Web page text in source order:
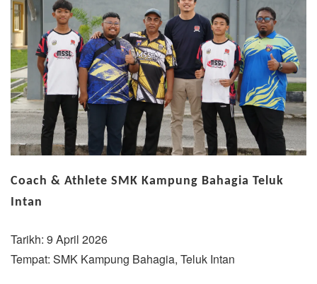
Coach & Athlete SMK Kampung Bahagia Teluk
Intan
Tarikh: 9 April 2026
Tempat: SMK Kampung Bahagia, Teluk Intan